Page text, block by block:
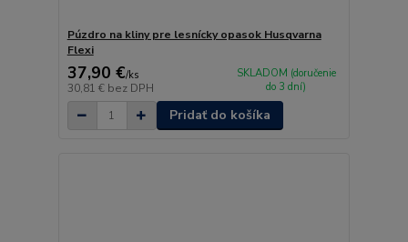
Púzdro na kliny pre lesnícky opasok Husqvarna
Flexi
37,90 €/ks
30,81 € bez DPH
SKLADOM (doručenie
do 3 dní)
Pridať do košíka